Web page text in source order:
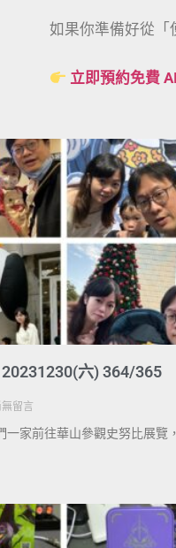
如果你準備好從「
立即預約免費
六) 364/365
無留言
一家前往華山參觀史努比展覽